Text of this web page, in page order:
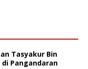
Tasyakur Bin
Pangandaran